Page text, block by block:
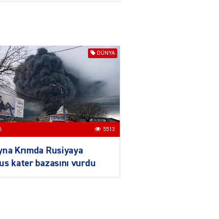
daha da möhkəmlənir
Prezident İlham Əliyevin
Qırğızıstana dövlət səfəri
münasibətlərdə yeni tarixi
mərhələ kimi dəyərləndirilir
03.08.2026
münasibətləri
bərabərhüquqlu
tərəfdaşlığa və yüksək
etimada söykənən
müttəfiqlik modelidir
DÜNYA
5513
Krımda Rusiyaya
kater bazasını vurdu